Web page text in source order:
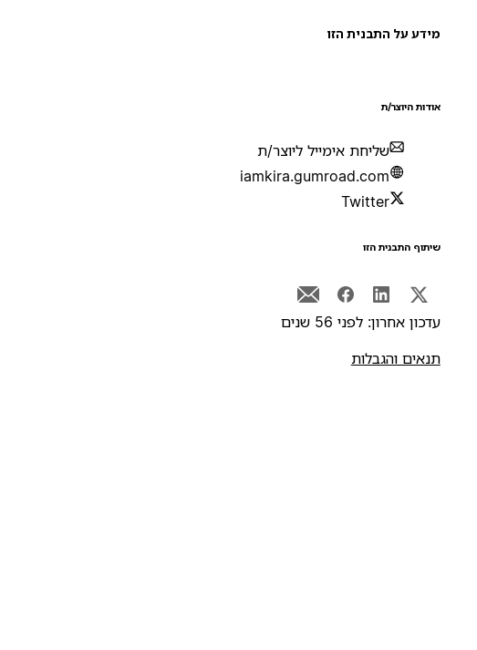
מידע על התבנית הזו
אודות היוצר/ת
שליחת אימייל ליוצר/ת
iamkira.gumroad.com
Twitter
שיתוף התבנית הזו
עדכון אחרון: לפני 56 שנים
תנאים והגבלות